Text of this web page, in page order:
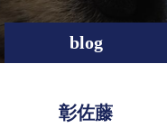
blog
彰佐藤